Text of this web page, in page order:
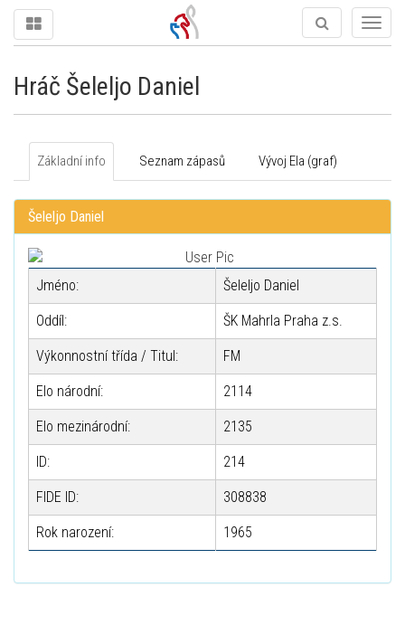
Hráč Šeleljo Daniel
Základní info Seznam zápasů Vývoj Ela (graf)
Šeleljo Daniel
Jméno: Šeleljo Daniel
Oddíl: ŠK Mahrla Praha z.s.
Výkonnostní třída / Titul: FM
Elo národní: 2114
Elo mezinárodní: 2135
ID: 214
FIDE ID: 308838
Rok narození: 1965